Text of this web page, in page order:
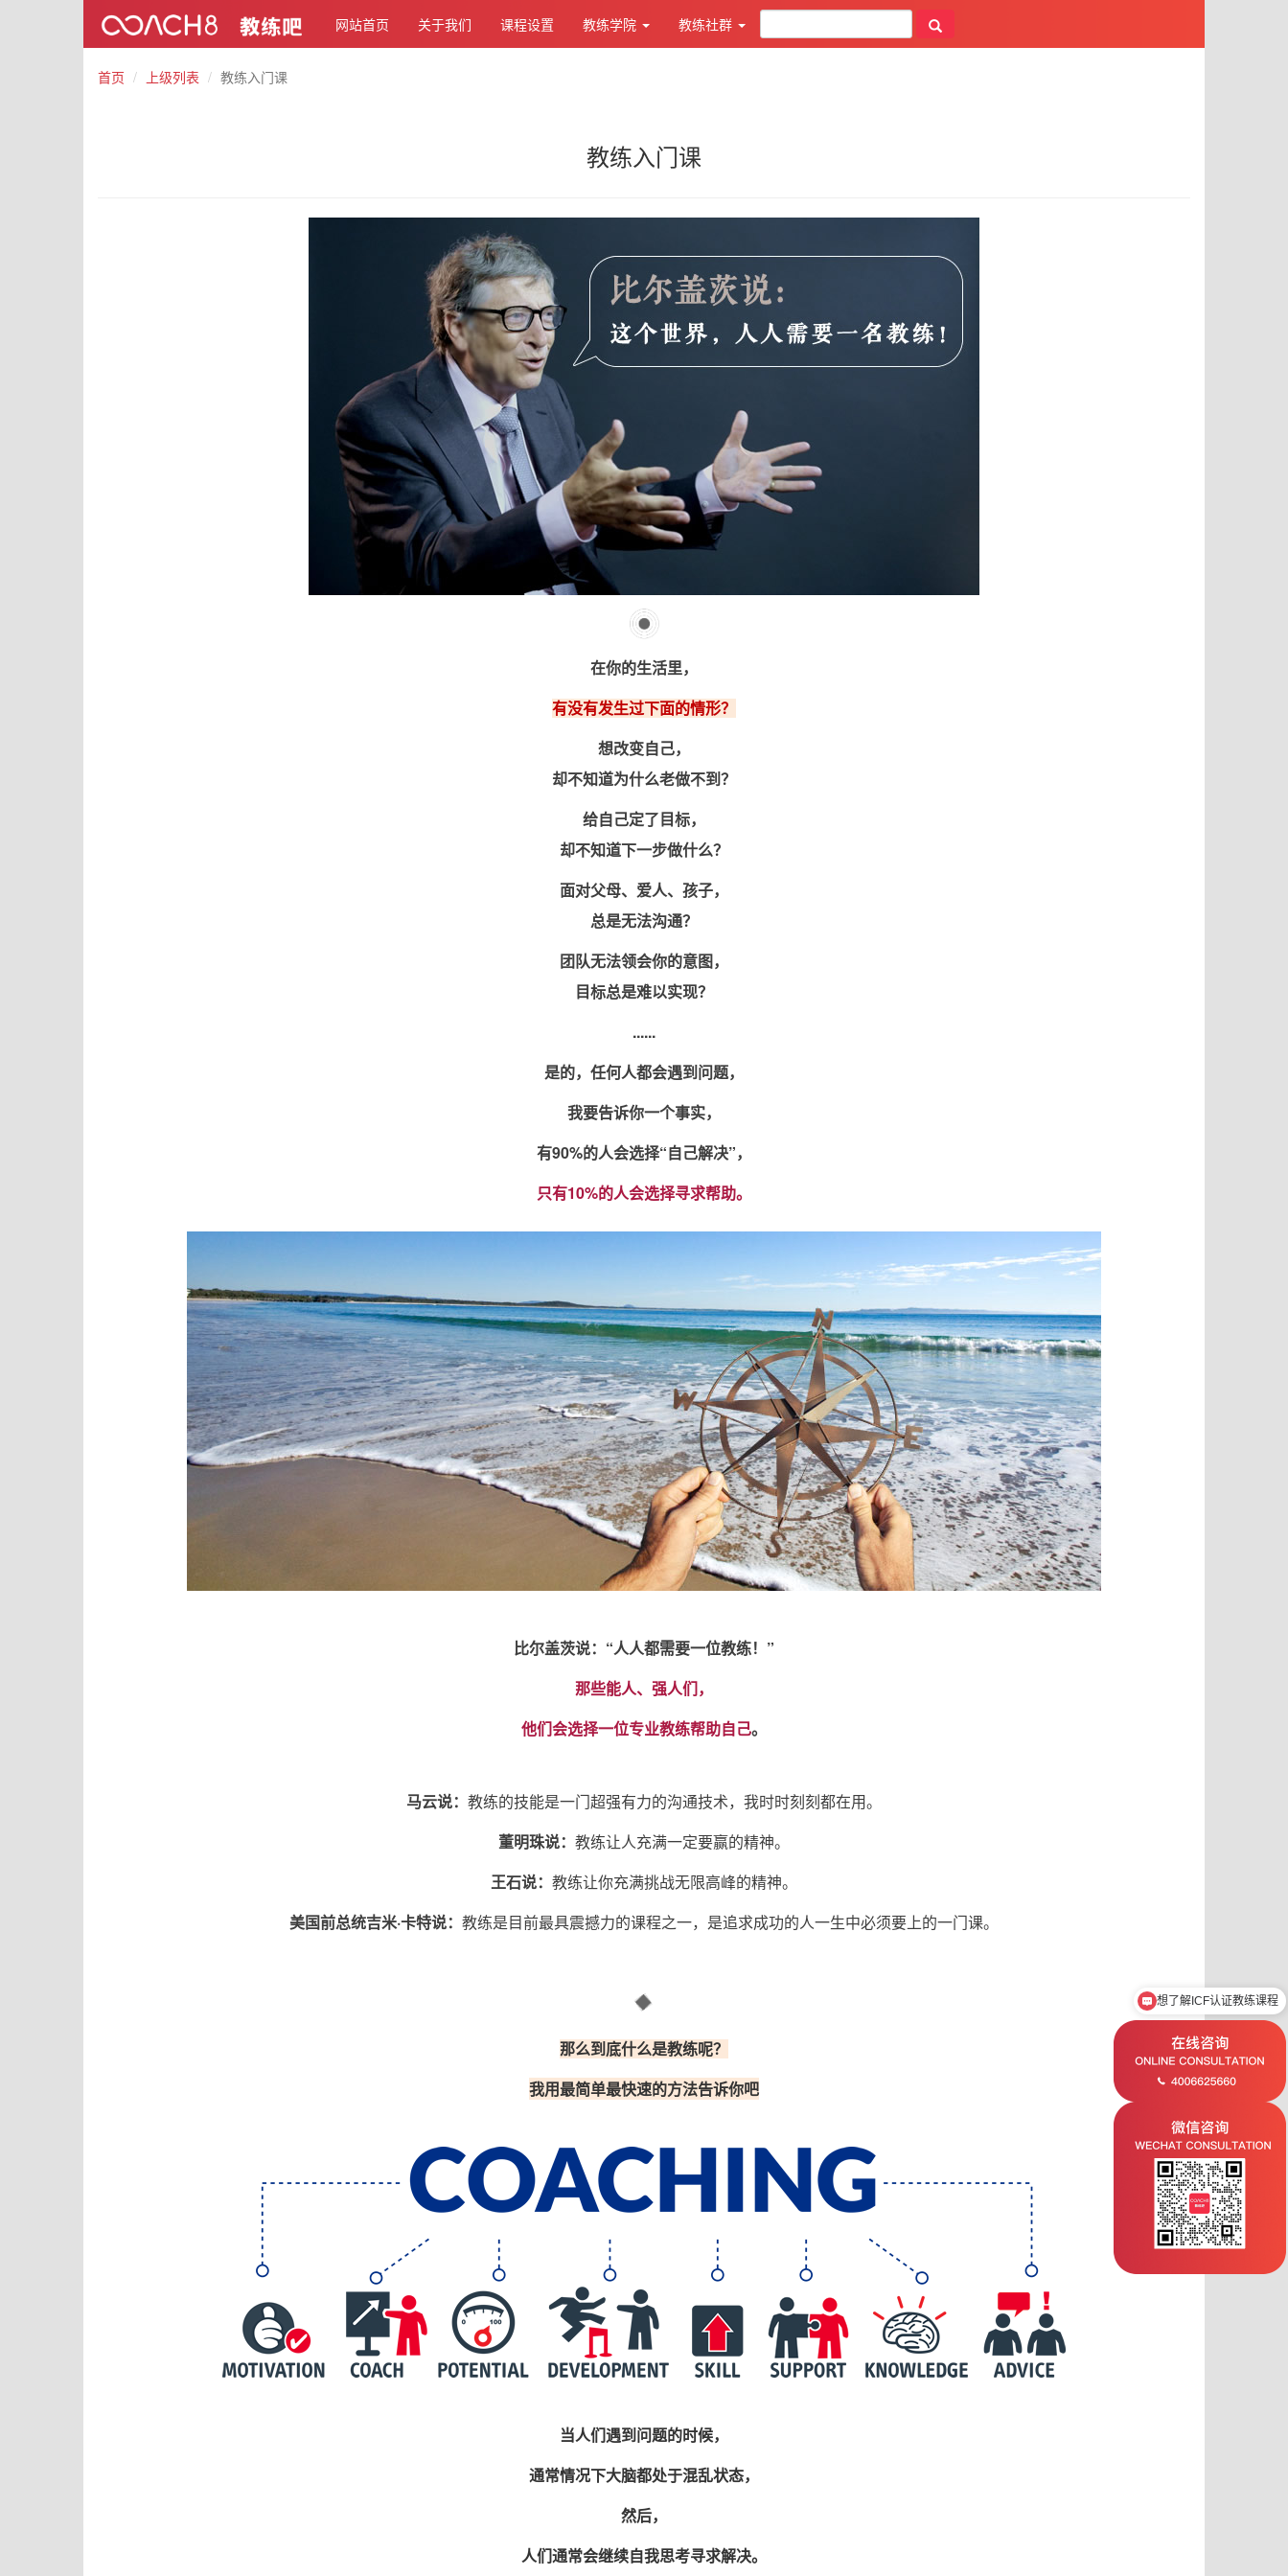
网站首页 关于我们 课程设置 教练学院 教练社群
首页 上级列表 教练入门课
教练入门课
在你的生活里，
有没有发生过下面的情形？
想改变自己，
却不知道为什么老做不到？
给自己定了目标，
却不知道下一步做什么？
面对父母、爱人、孩子，
总是无法沟通？
团队无法领会你的意图，
目标总是难以实现？
......
是的，任何人都会遇到问题，
我要告诉你一个事实，
有90%的人会选择“自己解决”，
只有10%的人会选择寻求帮助。
比尔盖茨说：“人人都需要一位教练！”
那些能人、强人们，
他们会选择一位专业教练帮助自己。
马云说： 教练的技能是一门超强有力的沟通技术，我时时刻刻都在用。
董明珠说： 教练让人充满一定要赢的精神。
王石说： 教练让你充满挑战无限高峰的精神。
美国前总统吉米·卡特说： 教练是目前最具震撼力的课程之一，是追求成功的人一生中必须要上的一门课。
那么到底什么是教练呢？
我用最简单最快速的方法告诉你吧
当人们遇到问题的时候，
通常情况下大脑都处于混乱状态，
然后，
人们通常会继续自我思考寻求解决。
可以安排试听课吗？